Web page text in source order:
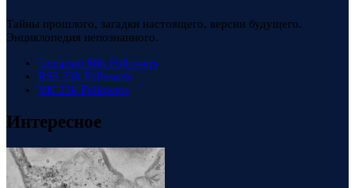
Тайны прошлого, загадки настоящего, версии будущего.
Энциклопедия непознанного.
Telegram 88k Followers
RSS 23k Followers
VK 23k Followers
Интересное